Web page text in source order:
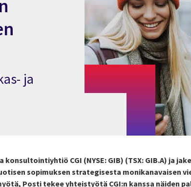
ja
konsultointiyhtiö CGI (NYSE: GIB) (TSX: GIB.A) ja
sopimuksen strategisesta monikanavaisen
Posti tekee yhteistyötä CGI:n kanssa näiden